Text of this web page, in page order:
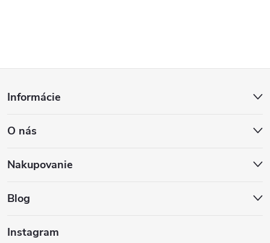
p
ä
Informácie
O nás
Nakupovanie
Blog
Instagram